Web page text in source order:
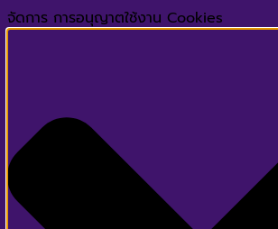
จัดการ การอนุญาตใช้งาน Cookies